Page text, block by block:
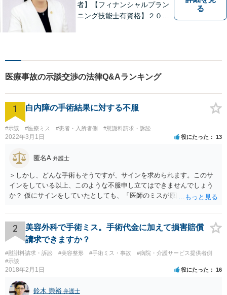
者】【フィナンシャルプラン
ニング技能士有資格】２０年
ております。
る
医療事故の示談交渉の法律Q&Aランキング
1 白内障の手術結果に対する不服
#示談 #医療ミス #患者・入所者側 #慰謝料請求・訴訟
2022年3月1日 役にたった 13
匿名A 弁護士
＞しかし、どんな手術もそうですが、サインを求められます。このサ
インをしている以上、このような不服申し立てはできませんでしょう
か？ 仮にサインをしていたとしても、「医師のミスが原因で老眼がひ
眼が悪化することがあるにもかかわらず、全く説明されなかったよう
な場合」には、請求することは可能です。
2
美容外科で手術ミス。手術代金に加えて損害賠償
請求できますか？
#慰謝料請求・訴訟 #美容整形 #手術ミス・事故
#病院・介護サービス提供者側
#示談
2018年2月1日 役にたった 16
鈴木 崇裕 弁護士